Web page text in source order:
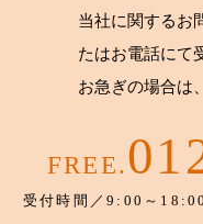
当社に関するお
たはお電話にて
お急ぎの場合は
FREE.
受付時間／9:00～